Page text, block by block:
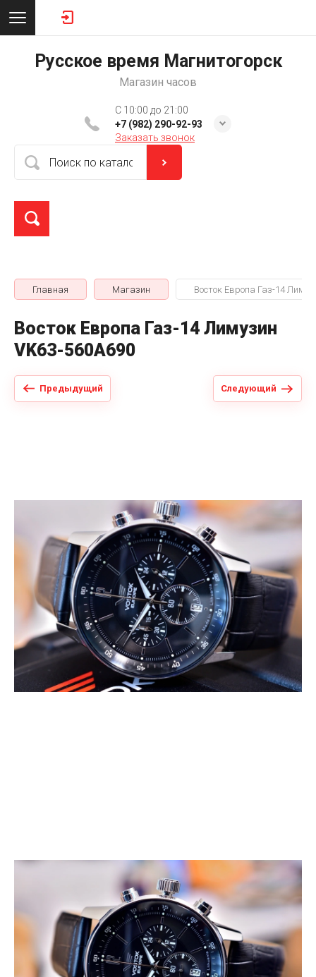
Русское время Магнитогорск
Магазин часов
C 10:00 до 21:00
+7 (982) 290-92-93
Заказать звонок
Главная Магазин Восток Европа Газ-14
Восток Европа Газ-14 Лимузин
VK63-560A690
Предыдущий Следующий